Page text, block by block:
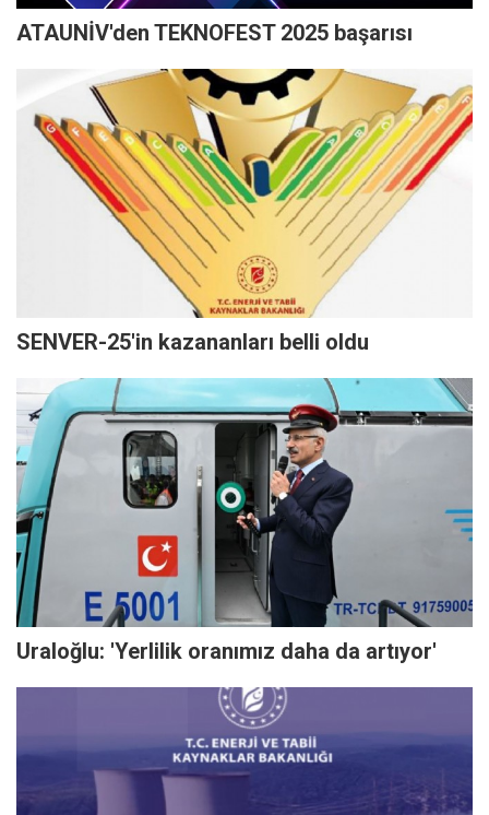
ATAUNİV'den TEKNOFEST 2025 başarısı
SENVER-25'in kazananları belli oldu
Uraloğlu: 'Yerlilik oranımız daha da artıyor'